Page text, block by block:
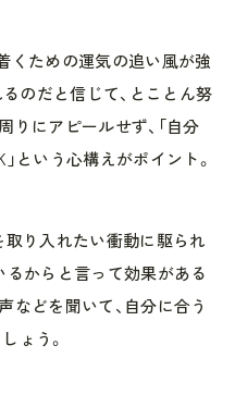
くための運気の追い風が強
のだと信じて、とことん努
りにアピールせず、「自分
という心構えがポイント。
り入れたい衝動に駆られ
るからと言って効果がある
などを聞いて、自分に合う
ょう。